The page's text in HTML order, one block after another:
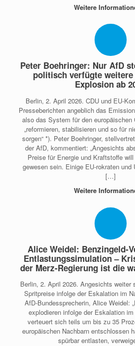
Weitere
Peter Boehringer: Nur AfD
politisch verfügte
Explosion ab
Berlin, 2. April 2026. CDU und EU-
Presseberichten angeblich das
also das System für den europäischen
„reformieren, stabilisieren und so für
sorgen“ *). Peter Boehringer,
der AfD, kommentiert: „Angesichts
Preise für Energie und Kraftstoffe
gewesen sein. Einige EU-rokraten und
[…]
Weitere
Alice Weidel: Benzingeld-
Entlastungssimulation –
der Merz-Regierung ist die
Berlin, 2. April 2026. Angesichts weiter
Spritpreise infolge der Eskalation im
AfD-Bundessprecherin, Alice Weidel:
explodieren infolge der Eskalation
verteuert sich teils um bis zu 35
europäischen Nachbarn entschlossen
spürbar entlasten,